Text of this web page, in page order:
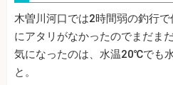
木曽川河口では2時間弱の釣行
にアタリがなかったのでまだま
気になったのは、水温20℃でも
と。